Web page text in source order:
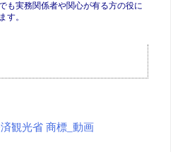
も実務関係者や関心が有る方の役に
す。
観光省 商標_動画